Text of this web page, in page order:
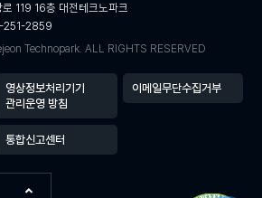
119 16층 대전테크노파크
251-2859
Technopark. ALL RIGHTS RESERVED
영상정보처리기기
관리운영 방침
이메일무단수집거부
통합신고센터